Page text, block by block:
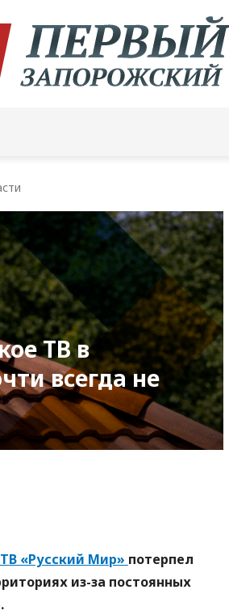
ТВ в
всегда не
«Русский Мир» потерпел
из-за постоянных